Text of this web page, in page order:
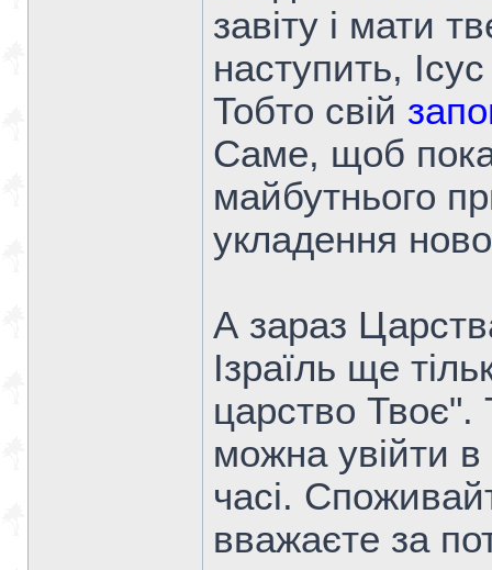
завіту і мати
наступить,
Тобто свій
Саме, щоб
майбутнього
укладення
А зараз
Ізраїль ще
царство Твоє".
можна увійти
часі.
вважаєте за